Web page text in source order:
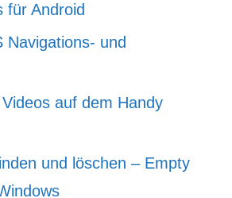
für Android
Navigations- und
auf dem Handy
und löschen – Empty